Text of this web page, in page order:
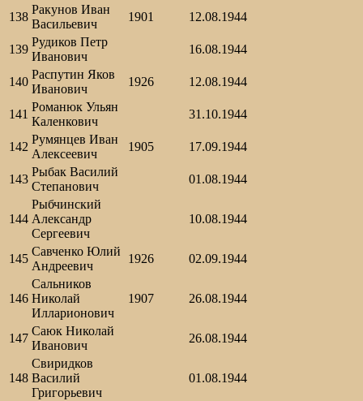
138
Ракунов Иван
Васильевич
1901 12.08.1944
139
Рудиков Петр
Иванович
16.08.1944
140
Распутин Яков
Иванович
1926 12.08.1944
141
Романюк Ульян
Каленкович
31.10.1944
142
Румянцев Иван
Алексеевич
1905 17.09.1944
143
Рыбак Василий
Степанович
01.08.1944
144
Рыбчинский
Александр
Сергеевич
10.08.1944
145
Савченко Юлий
Андреевич
1926 02.09.1944
146
Сальников
Николай
Илларионович
1907 26.08.1944
147
Саюк Николай
Иванович
26.08.1944
148
Свиридков
Василий
Григорьевич
01.08.1944